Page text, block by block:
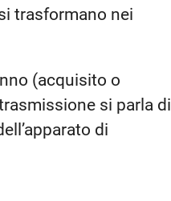
trasformano nei
(acquisito o
si parla di
di